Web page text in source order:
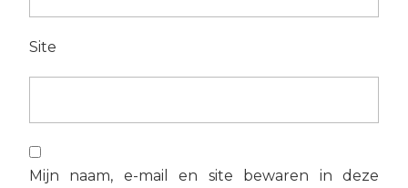
Site
Mijn naam, e-mail en site bewaren in deze